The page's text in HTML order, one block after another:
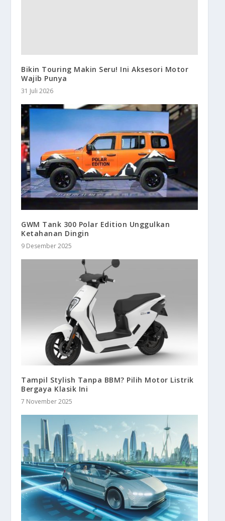
Bikin Touring Makin Seru! Ini Aksesori Motor
Wajib Punya
31 Juli 2026
GWM Tank 300 Polar Edition Unggulkan
Ketahanan Dingin
9 Desember 2025
Tampil Stylish Tanpa BBM? Pilih Motor Listrik
Bergaya Klasik Ini
7 November 2025